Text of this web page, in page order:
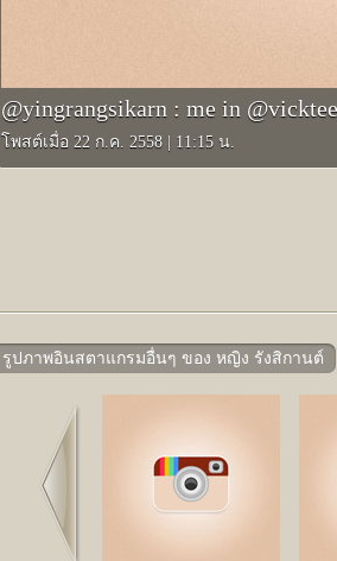
@yingrangsikarn : me in
โพสต์เมื่อ 22 ก.ค. 2558 11:15 น.
รูปภาพอินสตาแกรมอื่นๆ ของ หญิง รังสิกานต์